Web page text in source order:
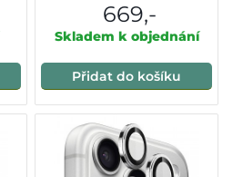
669,-
Skladem k objednání
Přidat do košíku